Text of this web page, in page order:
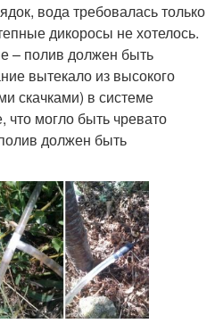
вода требовалась только
дикоросы не хотелось.
– полив должен быть
вытекало из высокого
скачками) в системе
что могло быть чревато
должен быть